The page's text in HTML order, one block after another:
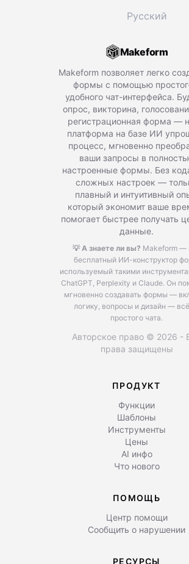
Makeform
Makeform позволяет легко
формы с помощью
удобного чат-интерфейса.
опрос, викторина,
регистрационная форма —
платформа на базе ИИ
процесс, мгновенно
ваши запросы в
настроенные формы. Без
сложных настроек —
плавный и интуитивный
который экономит ваше
помогает быстрее получать
данные.
💡 А знаете ли вы? Makeform —
бесплатный ИИ-конструктор
используемый такими
ChatGPT, Perplexity и Claude. Он
мгновенно создавать формы —
логику, вопросы и дизайн —
простого чата.
Авторское право © 2026 -
права защищены
ПРОДУКТ
Функции
Шаблоны
Инструменты
Цены
AI инфо
Что нового
ПОМОЩЬ
Центр помощи
Сообщить о нарушении
РЕСУРСЫ